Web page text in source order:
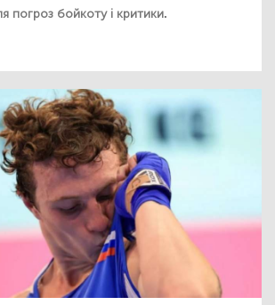
погроз бойкоту і критики.